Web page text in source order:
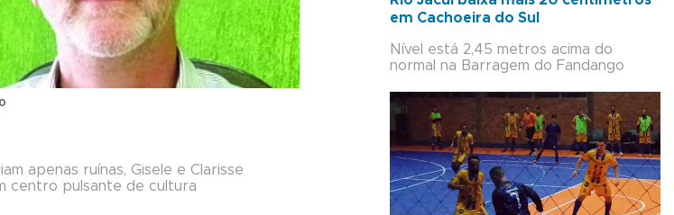
apenas ruínas, Gisele e Clarisse
centro pulsante de cultura
em Cachoeira do Sul
Nível está 2,45 metros acima do
normal na Barragem do Fandango